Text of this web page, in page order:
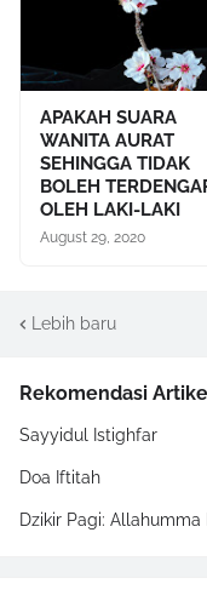
APAKAH SUARA
WANITA AURAT
SEHINGGA TIDAK
BOLEH
OLEH LAKI-LAKI
August 29, 2020
Lebih baru
Rekomendasi
Sayyidul Istighfar
Doa Iftitah
Dzikir Pagi: Allahumma